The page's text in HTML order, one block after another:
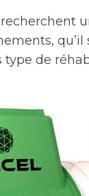
de